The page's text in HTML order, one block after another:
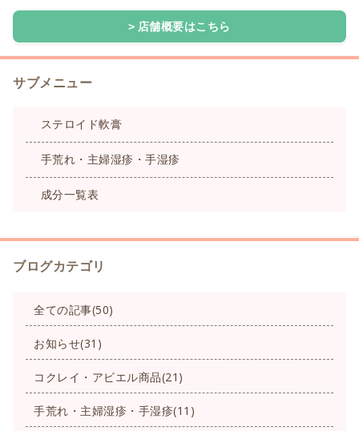
店舗概要はこちら
サブメニュー
ステロイド軟膏
手荒れ・主婦湿疹・手湿疹
成分一覧表
ブログカテゴリ
全ての記事(50)
お知らせ(31)
コクレイ・アビエル商品(21)
手荒れ・主婦湿疹・手湿疹(11)